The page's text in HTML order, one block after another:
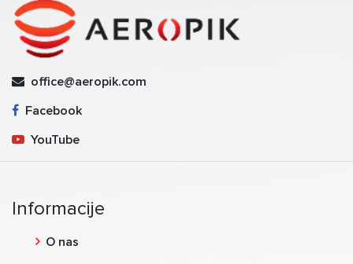
office@aeropik.com
Facebook
YouTube
Informacije
O nas